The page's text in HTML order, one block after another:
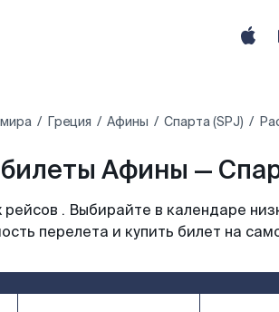
Греция Афины Спарта (SPJ)
Афины —
. Выбирайте в календаре
перелета и купить билет на